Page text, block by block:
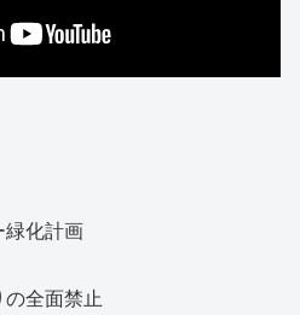
化計画
全面禁止